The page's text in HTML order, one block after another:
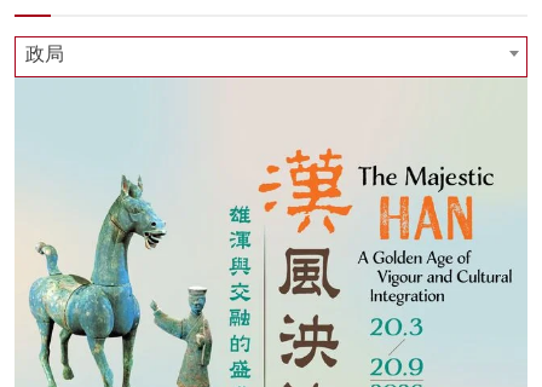
政局